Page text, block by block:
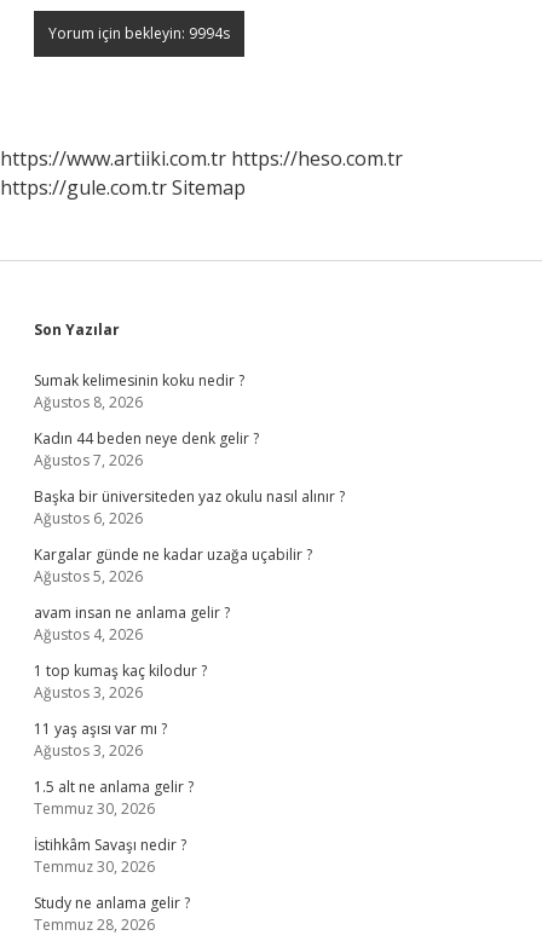
https://www.artiiki.com.tr https://heso.com.tr
https://gule.com.trSitemap
Sidebar
Son Yazılar
Sumak kelimesinin koku nedir ?
Ağustos 8, 2026
Kadın 44 beden neye denk gelir ?
Ağustos 7, 2026
Başka bir üniversiteden yaz okulu nasıl alınır ?
Ağustos 6, 2026
Kargalar günde ne kadar uzağa uçabilir ?
Ağustos 5, 2026
avam insan ne anlama gelir ?
Ağustos 4, 2026
1 top kumaş kaç kilodur ?
Ağustos 3, 2026
11 yaş aşısı var mı ?
Ağustos 3, 2026
1.5 alt ne anlama gelir ?
Temmuz 30, 2026
İstihkâm Savaşı nedir ?
Temmuz 30, 2026
Study ne anlama gelir ?
Temmuz 28, 2026